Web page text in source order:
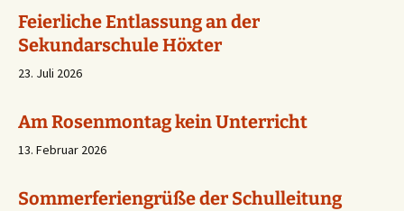
Feierliche Entlassung an der
Sekundarschule Höxter
23. Juli 2026
Am Rosenmontag kein Unterricht
13. Februar 2026
Sommerferiengrüße der Schulleitung